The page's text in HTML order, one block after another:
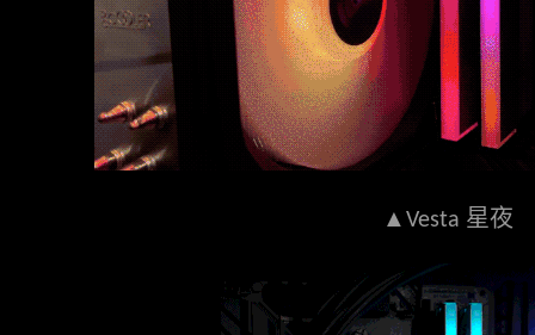
▲ Vesta 星夜